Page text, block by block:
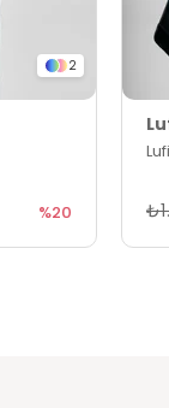
2
%20